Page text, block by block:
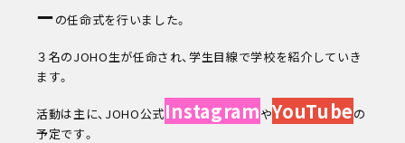
ーの任命式を行いました。
３名のJOHO生が任命され、学生目線で学校を紹介していき
ます。
活動は主に、JOHO公式InstagramやYouTubeの
予定です。